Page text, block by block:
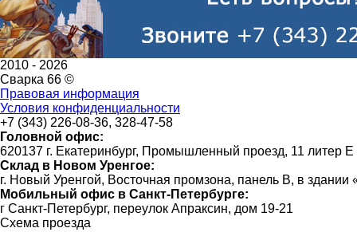
2010 - 2026
Сварка 66 ©
Правовая информация
Условия конфиденциальности
+7 (343) 226-08-36, 328-47-58
Головной офис:
620137 г. Екатеринбург, Промышленный проезд, 11 литер Е
Склад в Новом Уренгое:
г. Новый Уренгой, Восточная промзона, панель В, в
Мобильный офис в Санкт-Петербурге:
г Санкт-Петербург, переулок Апраксин, дом 19-21
Схема проезда